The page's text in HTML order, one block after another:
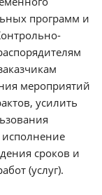
программ и
мероприятий
усилить
сроков и
(услуг).